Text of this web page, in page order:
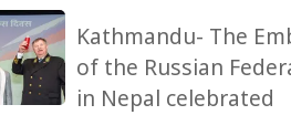
Kathmandu- The
of the Russian
in Nepal celebrated